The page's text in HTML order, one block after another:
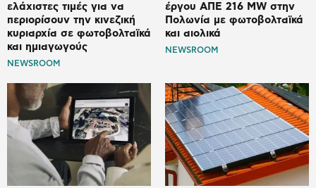
ελάχιστες τιμές για να
περιορίσουν την κινεζική
κυριαρχία σε φωτοβολταϊκά
και ημιαγωγούς
NEWSROOM
έργου ΑΠΕ 216 MW στην
Πολωνία με φωτοβολταϊκά
και αιολικά
NEWSROOM